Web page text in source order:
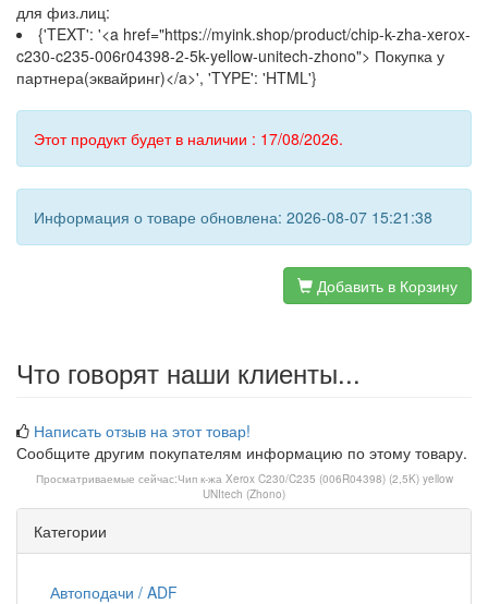
для физ.лиц:
{'TEXT': '<a href="https://myink.shop/product/chip-k-zha-xerox-
c230-c235-006r04398-2-5k-yellow-unitech-zhono"> Покупка у
партнера(эквайринг)</a>', 'TYPE': 'HTML'}
Этот продукт будет в наличии : 17/08/2026.
Информация о товаре обновлена: 2026-08-07 15:21:38
Добавить в Корзину
Что говорят наши клиенты...
Написать отзыв на этот товар!
Сообщите другим покупателям информацию по этому товару.
Просматриваемые сейчас:Чип к-жа Xerox C230/C235 (006R04398) (2,5K) yellow
UNItech (Zhono)
Категории
Автоподачи / ADF